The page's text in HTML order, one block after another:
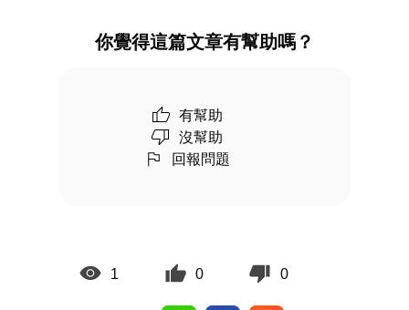
你覺得這篇文章有幫助嗎？
有幫助
沒幫助
回報問題
1 0 0